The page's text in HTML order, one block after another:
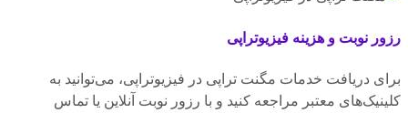
رزور نوبت و هزینه فیزیوتراپی
برای دریافت خدمات مگنت تراپی در فیزیوتراپی، می‌توانید به
کلینیک‌های معتبر مراجعه کنید و با رزور نوبت آنلاین یا تماس